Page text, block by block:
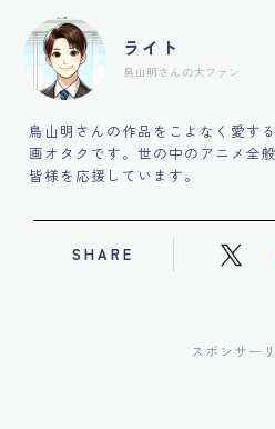
ライト
鳥山明さんの大ファン
鳥山明さんの作品をこよなく愛す
画オタクです。世の中のアニメ全
皆様を応援しています。
SHARE
スポンサー